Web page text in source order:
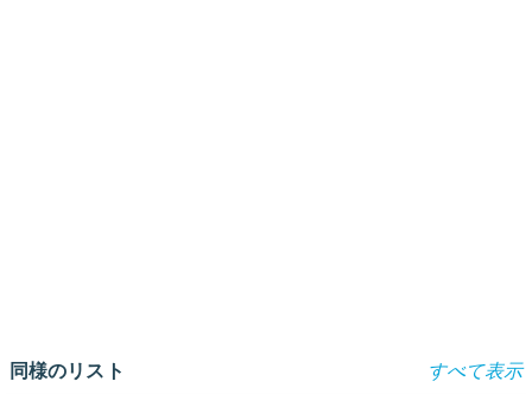
同様のリスト すべて表示